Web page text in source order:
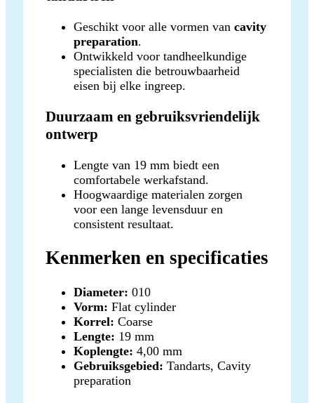
Geschikt voor alle vormen van cavity
preparation.
Ontwikkeld voor tandheelkundige
specialisten die betrouwbaarheid
eisen bij elke ingreep.
Duurzaam en gebruiksvriendelijk
ontwerp
Lengte van 19 mm biedt een
comfortabele werkafstand.
Hoogwaardige materialen zorgen
voor een lange levensduur en
consistent resultaat.
Kenmerken en specificaties
Diameter: 010
Vorm: Flat cylinder
Korrel: Coarse
Lengte: 19 mm
Koplengte: 4,00 mm
Gebruiksgebied: Tandarts, Cavity
preparation